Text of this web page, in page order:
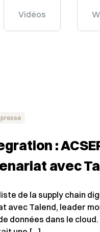
Vidéos
presse
:
avec
de la supply chain
avec Talend, leader
données dans le